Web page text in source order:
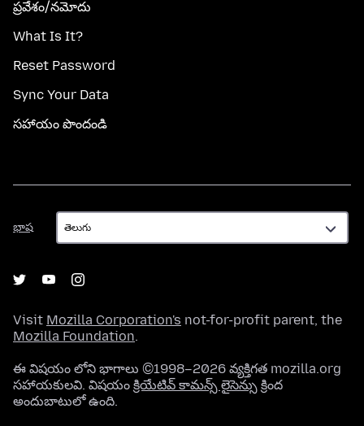
ప్రవేశం/నమోదు
What Is It?
Reset Password
Sync Your Data
సహాయం పొందండి
భాష
భాష
Visit Mozilla Corporation's not-for-profit parent, the
Mozilla Foundation.
ఈ విషయం లోని భాగాలు ©1998–2026 వ్యక్తిగత mozilla.org
సహాయకులవి. విషయం క్రియేటివ్ కామన్స్ లైసెన్సు క్రింద
అందుబాటులో ఉంది.